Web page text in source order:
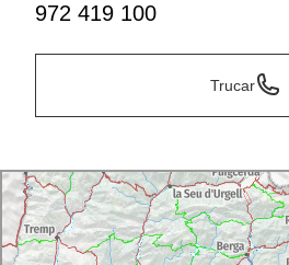
972 419 100
Trucar